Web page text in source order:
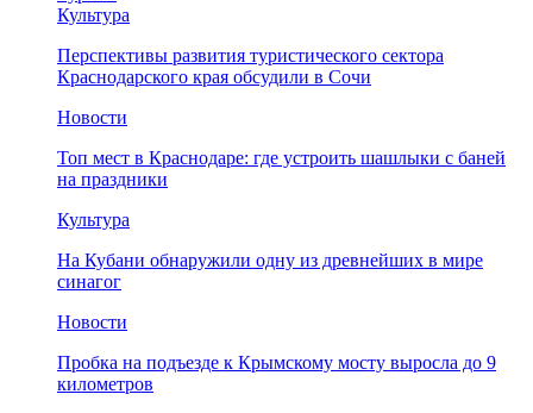
Культура
Перспективы развития туристического сектора
Краснодарского края обсудили в Сочи
Новости
Топ мест в Краснодаре: где устроить шашлыки с баней
на праздники
Культура
На Кубани обнаружили одну из древнейших в мире
синагог
Новости
Пробка на подъезде к Крымскому мосту выросла до 9
километров